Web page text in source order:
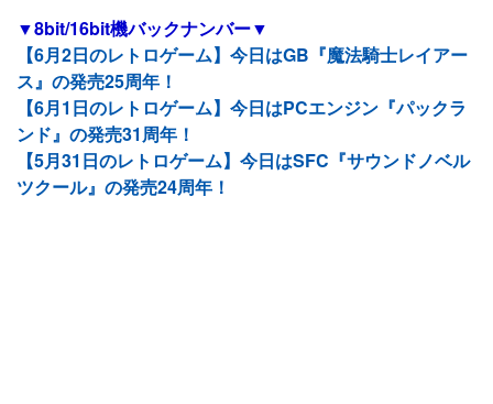
▼8bit/16bit機バックナンバー▼
【6月2日のレトロゲーム】今日はGB『魔法騎士レイアー
ス』の発売25周年！
【6月1日のレトロゲーム】今日はPCエンジン『パックラ
ンド』の発売31周年！
【5月31日のレトロゲーム】今日はSFC『サウンドノベル
ツクール』の発売24周年！